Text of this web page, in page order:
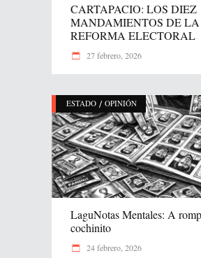
CARTAPACIO: LOS DIEZ
MANDAMIENTOS DE LA
REFORMA ELECTORAL
27 febrero, 2026
ESTADO / OPINIÓN
LaguNotas Mentales: A
cochinito
24 febrero, 2026